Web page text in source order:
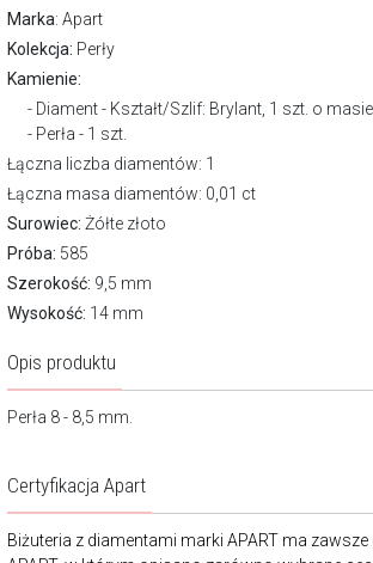
Marka: Apart
Kolekcja: Perły
Kamienie:
Diament - Kształt/Szlif: Brylant, 1 szt. o
Perła - 1 szt.
Łączna liczba diamentów: 1
Łączna masa diamentów: 0,01 ct
Surowiec: Żółte złoto
Próba: 585
Szerokość: 9,5 mm
Wysokość: 14 mm
Opis produktu
Perła 8 - 8,5 mm.
Certyfikacja Apart
Biżuteria z diamentami marki APART ma